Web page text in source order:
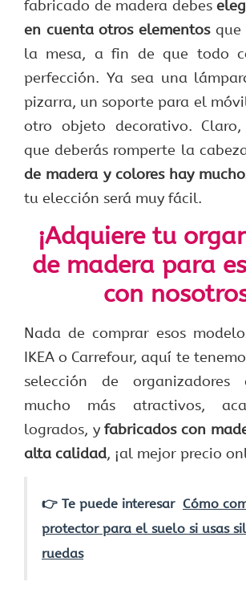
fabricado de madera debes
en cuenta otros elementosque
la mesa, a fin de que todo
perfección. Ya sea una
pizarra, un soporte para el
otro objeto decorativo.
que deberás romperte la
de madera y colores hay
tu elección será muy fácil.
¡Adquiere tu
de madera para
con
Nada de comprar esos
IKEA o Carrefour, aquí te
selección de organizadores
mucho más atractivos,
logrados, yfabricados con
alta calidad, ¡al mejor precio
👉 Te puede interesar Cómo
protector para el suelo si usas
ruedas